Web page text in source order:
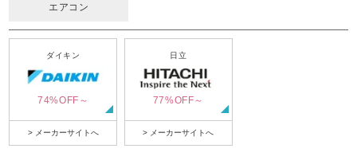
エアコン
ダイキン
74%OFF～
> メーカーサイトへ
日立
77%OFF～
> メーカーサイトへ